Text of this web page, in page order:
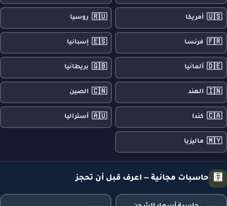
🇺🇸 أمريكا 🇷🇺 روسيا
🇫🇷 فرنسا 🇪🇸 إسبانيا
🇩🇪 ألمانيا 🇬🇧 بريطانيا
🇮🇳 الهند 🇨🇳 الصين
🇨🇦 كندا 🇦🇺 أستراليا
🇲🇾 ماليزيا
🧮 حاسبات مجانية — اعرف قبل أن تحجز